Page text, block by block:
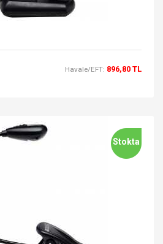
Havale/EFT: 896,80 TL
Stokta